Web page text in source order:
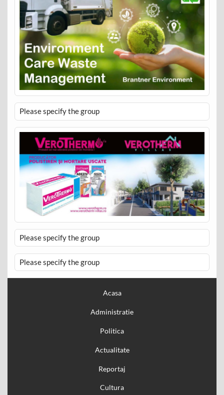
Please specify the group
Please specify the group
Please specify the group
Acasa
Administratie
Politica
Actualitate
Reportaj
Cultura